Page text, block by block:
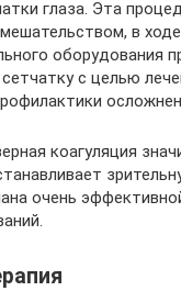
глаза. Эта
в
оборудования
с целью
коагуляция
очень